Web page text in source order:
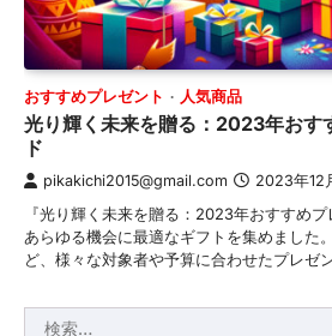
おすすめプレゼント 人気商品
光り輝く未来を贈る：2023年おす
ド
pikakichi2015@gmail.com 2023年12
『光り輝く未来を贈る：2023年おすすめプ
あらゆる機会に最適なギフトを集めました
ど、様々な対象者や予算に合わせたプレゼ